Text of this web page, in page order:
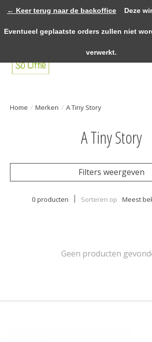
vanaf €75,- binnen NL! >>>> Fysieke winkel in
Home / Merken / A Tiny Story
A Tiny Story
Filters weergeven
0 producten Sorteren op Meest
Geen producten
← Keer terug naar de backoffice Deze
Eventueel geplaatste orders zullen niet
verwerkt.